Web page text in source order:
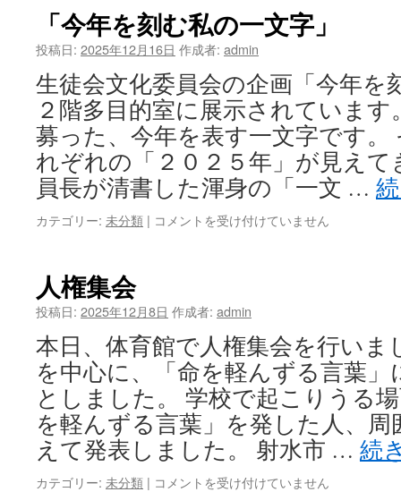
「社
会
に
ぶ
『14
歳
の
挑
戦』」
発
会
「今年を刻む私の一文字」
投稿日: 2025年12月16日 作成者: admin
生徒会文化委員会の企画「今年を
２階多目的室に展示されていま
募った、今年を表す一文字です。
れぞれの「２０２５年」が見え
員長が清書した渾身の「一文 …
カテゴリー: 未分類 | 「今
私
一
文
コメントを受け付けていません
人権集会
投稿日: 2025年12月8日 作成者: admin
本日、体育館で人権集会を行いま
を中心に、「命を軽んずる言葉
としました。 学校で起こりうる
を軽んずる言葉」を発した人、
えて発表しました。 射水市 … 続
カテゴリー: 未分類 | 人
コメントを受け付けていません